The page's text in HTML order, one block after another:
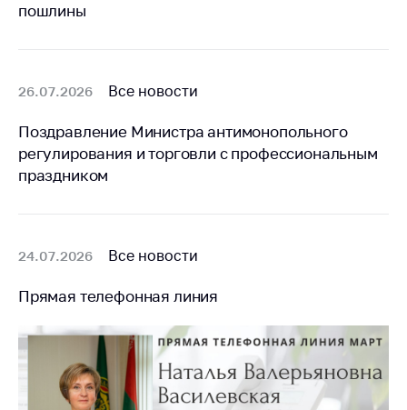
пошлины
26.07.2026 Все новости
Поздравление Министра антимонопольного
регулирования и торговли с профессиональным
праздником
24.07.2026 Все новости
Прямая телефонная линия